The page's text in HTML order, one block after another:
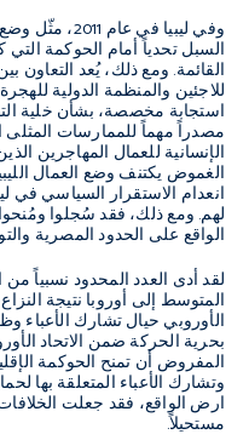
وفي ليبيا في
السبل تحدياً أمام الحوكمة
القائمة. ومع ذلك، يُعد التعاون
للاجئين والمنظمة الدولية
استجابة مخصصة، بشأن خلية
مصدراً مهماً للممارسات المثلى
الإنسانية للعمال المهاجرين
الغموض يكتنف وضع العمال
انعدام الاستقرار السياسي في
لهم. ومع ذلك، فقد سُجلوا
الواقع على الحدود المصرية
لقد أدى العدد المحدود نسبياً
المتوسط إلى أوروبا نتيجة
الأوروبي حيال تشارك الأعباء
بحرية الحركة ضمن الاتحاد
المفروض أن تمنح الحوكمة
وتشارك الأعباء المتعلقة بها
ارض الواقع، فقد جعلت
مستحيلاً.